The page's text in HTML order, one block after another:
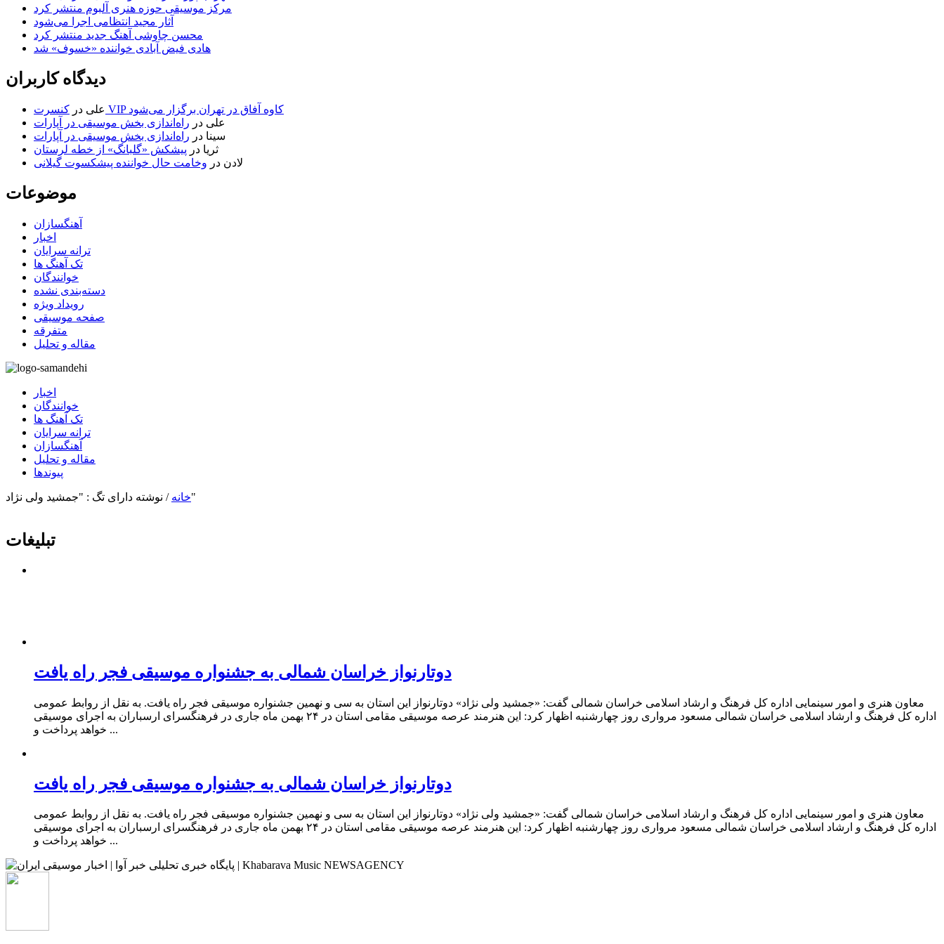
مرکز موسیقی حوزه هنری آلبوم منتشر کرد
آثار مجید انتظامی اجرا می‌شود
محسن چاوشی آهنگ جدید منتشر کرد
هادی فیض آبادی خواننده «خسوف» شد
دیدگاه کاربران
علی در
کنسرت VIP کاوه آفاق در تهران برگزار می‌شود
علی در راه‌اندازی بخش موسیقی در آپارات
سینا در راه‌اندازی بخش موسیقی در آپارات
ثریا در پیشکش «گلبانگ» از خطه لرستان
لادن در وخامت حال خواننده پیشکسوت گیلانی
موضوعات
آهنگسازان
اخبار
ترانه سرایان
تک آهنگ ها
خوانندگان
دسته‌بندی نشده
رویداد ویژه
صفحه موسیقی
متفرقه
مقاله و تحلیل
اخبار
خوانندگان
تک آهنگ ها
ترانه سرایان
آهنگسازان
مقاله و تحلیل
پیوندها
خانه / نوشته دارای تگ : "جمشید ولی نژاد"
تبلیغات
دوتارنواز خراسان شمالی به جشنواره موسیقی فجر راه یافت
معاون هنری و امور سینمایی اداره کل فرهنگ و ارشاد اسلامی خراسان شمالی گفت: «جمشید ولی نژاد» دوتارنواز این استان به سی و نهمین جشنواره موسیقی فجر راه یافت. به نقل از روابط عمومی
اداره کل فرهنگ و ارشاد اسلامی خراسان شمالی مسعود مرواری روز چهارشنبه اظهار کرد: این هنرمند عرصه موسیقی مقامی استان در ۲۴ بهمن ماه جاری در فرهنگسرای ارسباران به اجرای موسیقی
خواهد پرداخت و ...
دوتارنواز خراسان شمالی به جشنواره موسیقی فجر راه یافت
معاون هنری و امور سینمایی اداره کل فرهنگ و ارشاد اسلامی خراسان شمالی گفت: «جمشید ولی نژاد» دوتارنواز این استان به سی و نهمین جشنواره موسیقی فجر راه یافت. به نقل از روابط عمومی
اداره کل فرهنگ و ارشاد اسلامی خراسان شمالی مسعود مرواری روز چهارشنبه اظهار کرد: این هنرمند عرصه موسیقی مقامی استان در ۲۴ بهمن ماه جاری در فرهنگسرای ارسباران به اجرای موسیقی
خواهد پرداخت و ...